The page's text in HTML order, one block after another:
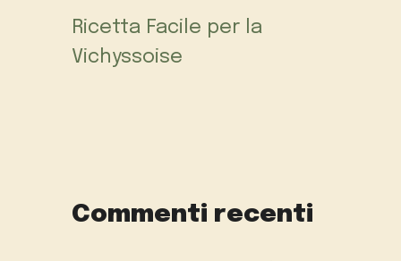
Ricetta Facile per la
Vichyssoise
Commenti recenti